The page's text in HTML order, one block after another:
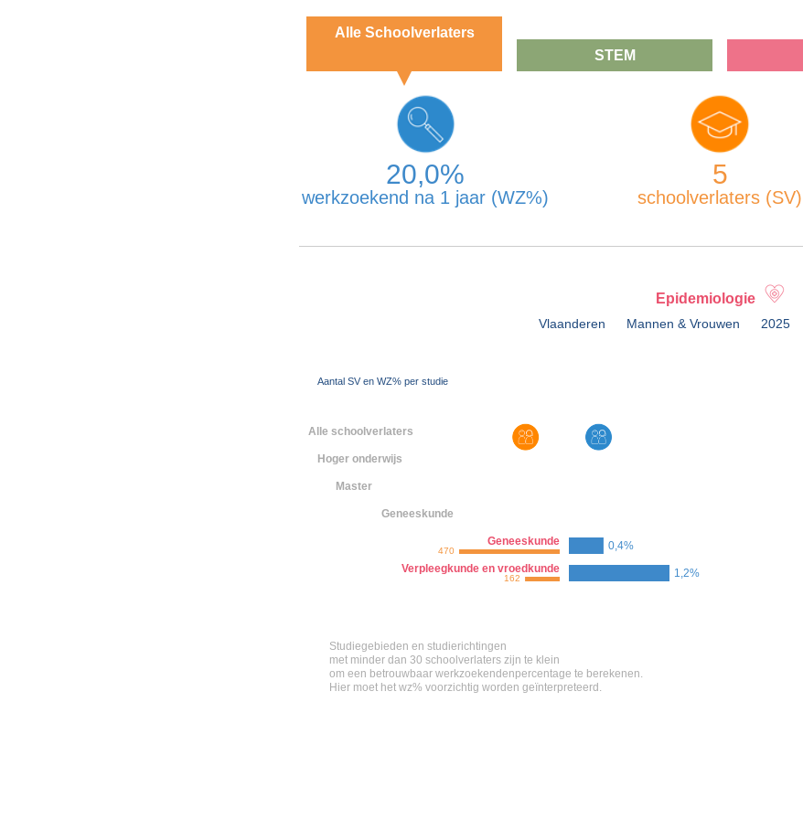
Alle Schoolverlaters
STEM
20,0% 5
werkzoekend na 1 jaar (WZ%) schoolverlaters (SV)
Epidemiologie
Vlaanderen Mannen & Vrouwen 2025
Aantal SV en WZ% per studie
Studiegebieden en studierichtingen
met minder dan 30 schoolverlaters zijn te klein
om een betrouwbaar werkzoekendenpercentage te berekenen.
Hier moet het wz% voorzichtig worden geïnterpreteerd.
470
162
0,4%
1,2%
Alle schoolverlaters
Hoger onderwijs
Master
Geneeskunde
Geneeskunde
Verpleegkunde en vroedkunde